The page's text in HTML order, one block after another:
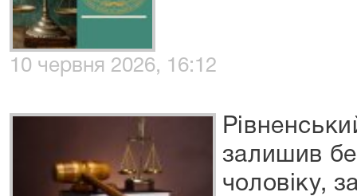
10 червня 2026, 16:12
залишив
чоловіку,